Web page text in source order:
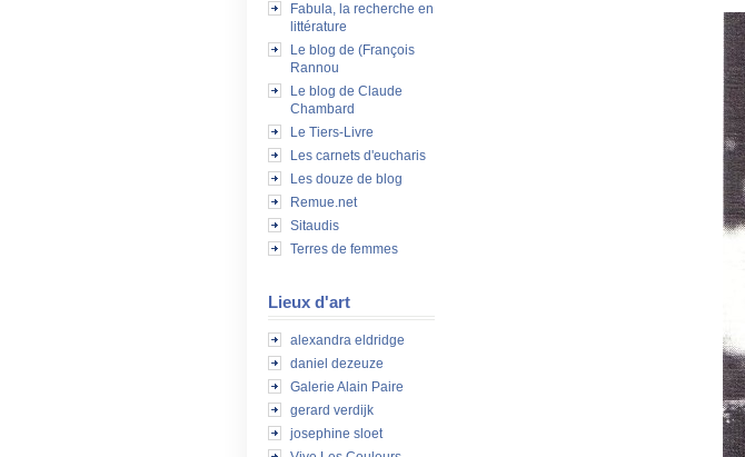
Fabula, la recherche en
littérature
Le blog de (François
Rannou
Le blog de Claude
Chambard
Le Tiers-Livre
Les carnets d'eucharis
Les douze de blog
Remue.net
Sitaudis
Terres de femmes
Lieux d'art
alexandra eldridge
daniel dezeuze
Galerie Alain Paire
gerard verdijk
josephine sloet